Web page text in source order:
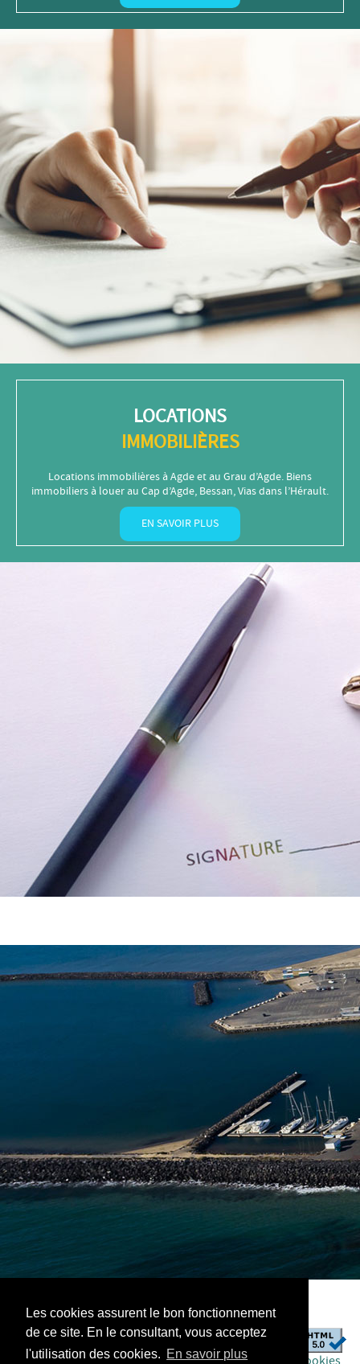
Les cookies assurent le bon fonctionnement
de ce site. En le consultant, vous acceptez
l'utilisation des cookies. En savoir plus
LOCATIONS
IMMOBILIÈRES
Locations immobilières à Agde et au Grau d’Agde. Biens
immobiliers à louer au Cap d’Agde, Bessan, Vias dans l’Hérault.
EN SAVOIR PLUS
Copyright 2019, INFOLIEN - Tous droits réservés.